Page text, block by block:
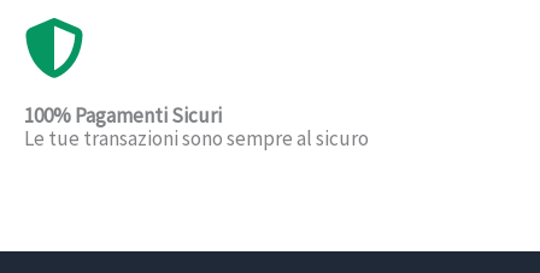
100% Pagamenti Sicuri
Le tue transazioni sono sempre al sicuro